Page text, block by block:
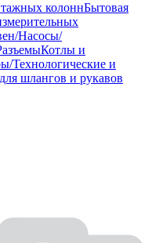
колоннБытовая
Насосы/
Котлы и
Технологические и
шлангов и рукавов